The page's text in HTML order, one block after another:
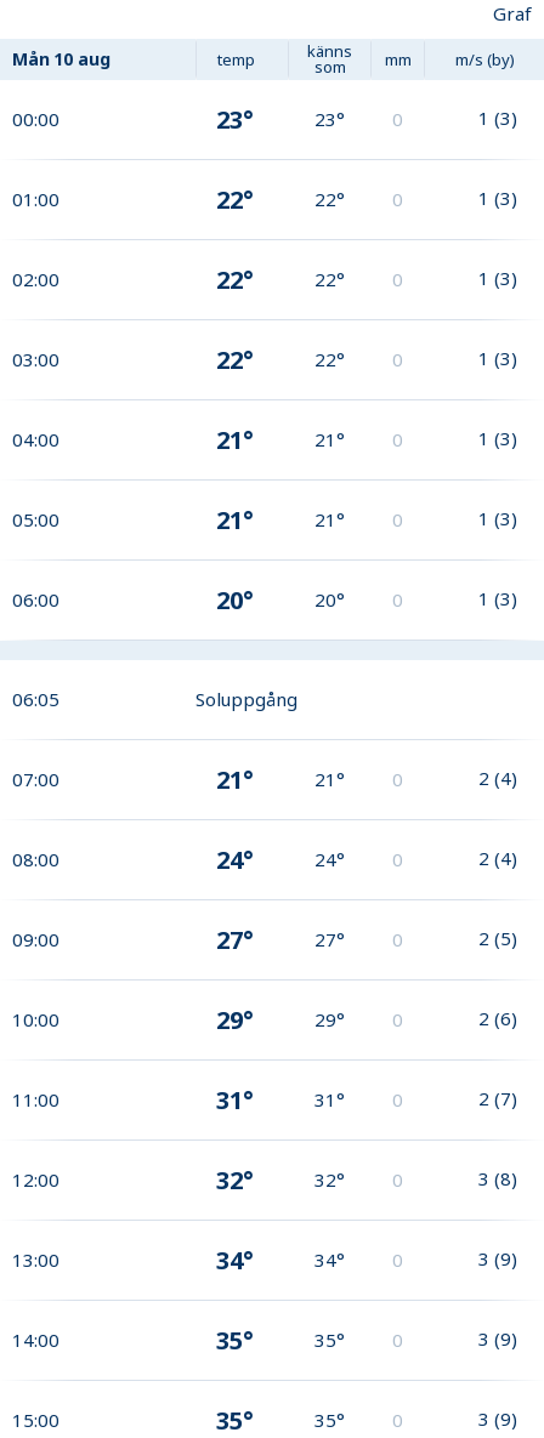
Graf
Mån 10 aug temp känns
som mm m/s (by)
00:00 23° 23° 0 1 (3)
01:00 22° 22° 0 1 (3)
02:00 22° 22° 0 1 (3)
03:00 22° 22° 0 1 (3)
04:00 21° 21° 0 1 (3)
05:00 21° 21° 0 1 (3)
06:00 20° 20° 0 1 (3)
06:05 Soluppgång
07:00 21° 21° 0 2 (4)
08:00 24° 24° 0 2 (4)
09:00 27° 27° 0 2 (5)
10:00 29° 29° 0 2 (6)
11:00 31° 31° 0 2 (7)
12:00 32° 32° 0 3 (8)
13:00 34° 34° 0 3 (9)
14:00 35° 35° 0 3 (9)
15:00 35° 35° 0 3 (9)